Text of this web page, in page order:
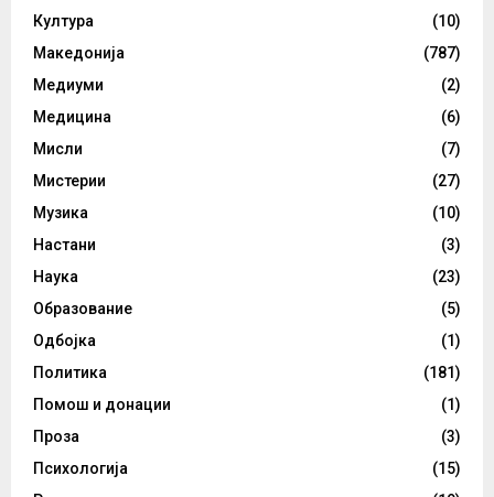
Култура
(10)
Македонија
(787)
Медиуми
(2)
Медицина
(6)
Мисли
(7)
Мистерии
(27)
Музика
(10)
Настани
(3)
Наука
(23)
Образование
(5)
Одбојка
(1)
Политика
(181)
Помош и донации
(1)
Проза
(3)
Психологија
(15)